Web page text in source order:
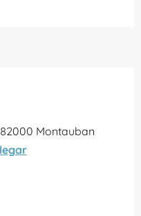
Montauban